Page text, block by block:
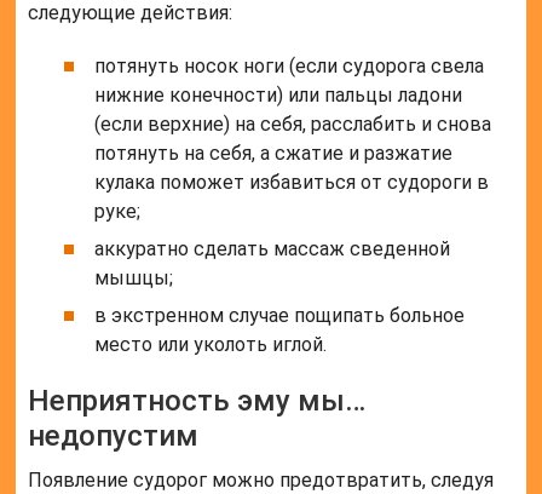
следующие действия:
потянуть носок ноги (если судорога свела
нижние конечности) или пальцы ладони
(если верхние) на себя, расслабить и снова
потянуть на себя, а сжатие и разжатие
кулака поможет избавиться от судороги в
руке;
аккуратно сделать массаж сведенной
мышцы;
в экстренном случае пощипать больное
место или уколоть иглой.
Неприятность эму мы…
недопустим
Появление судорог можно предотвратить, следуя